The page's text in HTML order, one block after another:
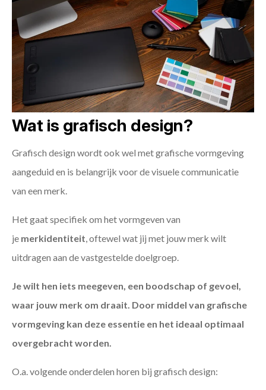
Wat is grafisch design?
Grafisch design wordt ook wel met grafische vormgeving
aangeduid en is belangrijk voor de visuele communicatie
van een merk.
Het gaat specifiek om het vormgeven van
je merkidentiteit , oftewel wat jij met jouw merk wilt
uitdragen aan de vastgestelde doelgroep.
Je wilt hen iets meegeven, een boodschap of gevoel,
waar jouw merk om draait. Door middel van grafische
vormgeving kan deze essentie en het ideaal optimaal
overgebracht worden.
O.a. volgende onderdelen horen bij grafisch design: